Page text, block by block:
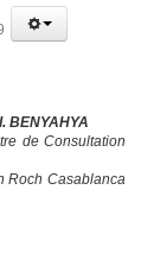
BENYAHYA
de Consultation
Roch Casablanca